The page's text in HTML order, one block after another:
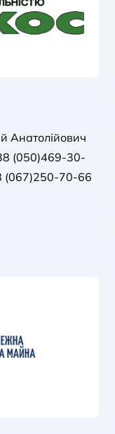
Анатолійович
(050)469-30-
(067)250-70-66